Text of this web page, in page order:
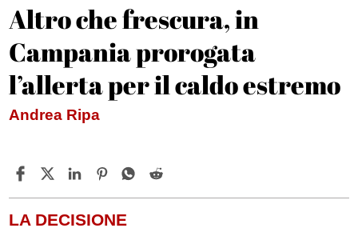
Altro che frescura, in
Campania prorogata
l’allerta per il caldo estremo
Andrea Ripa
LA DECISIONE